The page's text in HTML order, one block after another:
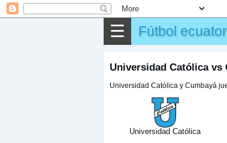
☰ Fútbol
Universidad Católica vs
Universidad Católica y Cumbayá
Universidad Católica